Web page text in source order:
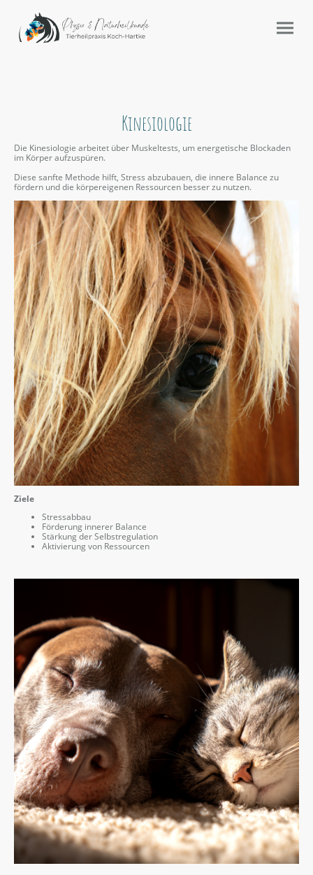
Kinesiologie
Die Kinesiologie arbeitet über Muskeltests, um energetische Blockaden
im Körper aufzuspüren.
Diese sanfte Methode hilft, Stress abzubauen, die innere Balance zu
fördern und die körpereigenen Ressourcen besser zu nutzen.
Ziele
Stressabbau
Förderung innerer Balance
Stärkung der Selbstregulation
Aktivierung von Ressourcen